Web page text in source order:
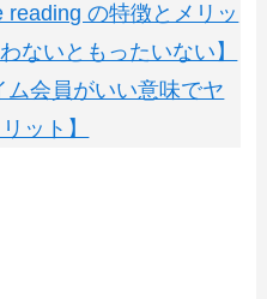
reading の特徴とメリッ
ないともったいない】
ム会員がいい意味でヤ
ット】